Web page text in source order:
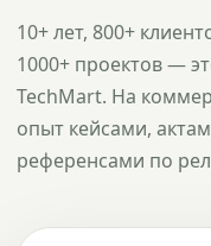
10+ лет, 800+
1000+ проектов —
TechMart. На
опыт кейсами,
референсами по